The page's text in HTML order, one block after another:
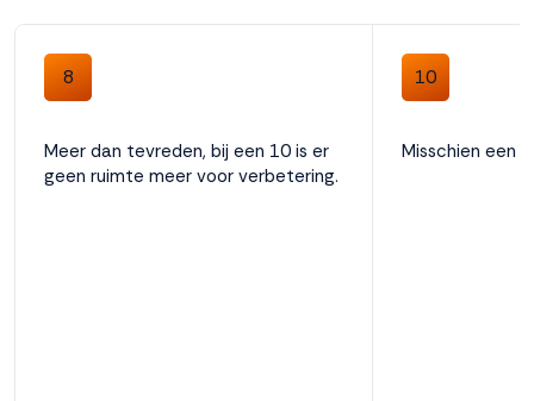
8
Meer dan tevreden, bij een 10 is er
geen ruimte meer voor verbetering.
10
Misschien een